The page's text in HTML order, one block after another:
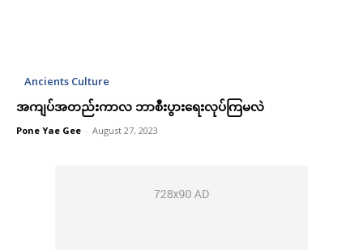
Ancients Culture
အကျပ်အတည်းကာလ ဘာစီးပွားရေးလုပ်ကြမလဲ
Pone Yae Gee - August 27, 2023